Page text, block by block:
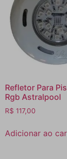
Refletor Para
Rgb Astralpool
R$ 117,00
Adicionar ao